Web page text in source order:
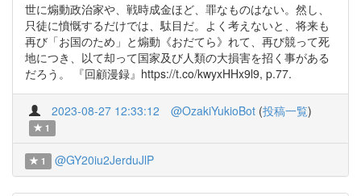
世に煽動政治家や、戦時成金ほど、罪なものはない。然し、
只徒に憤慨するだけでは、駄目だ。よく考えないと、将来も
再び「お国のため」と煽動《おだてら》れて、再び競って死
地につき、以て却って国家及び人類の大損害を招く事がある
だろう。 『回顧漫録』https://t.co/kwyxHHx9l9, p.77.
2023-08-27 12:33:12 @OzakiYukioBot (投稿一覧)
1
1 @GY20iu2JerduJlP